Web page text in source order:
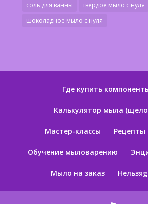
соль для ванны
твердое мыло с нуля
шоколадное мыло с нуля
Где купить
Калькулятор мыла
Мастер-классы Рецепты
Обучение мыловарению
Мыло на заказ